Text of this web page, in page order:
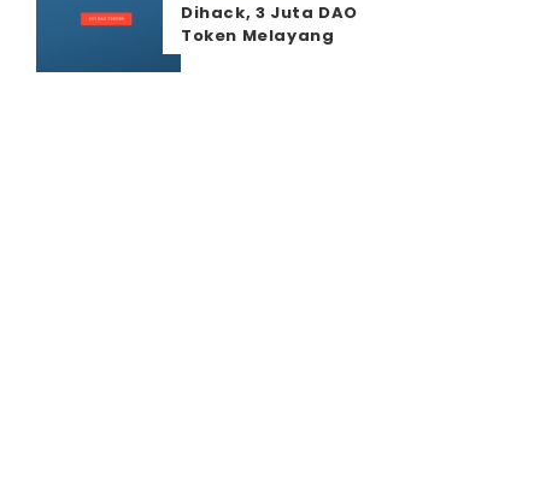
Dihack, 3 Juta DAO
Token Melayang